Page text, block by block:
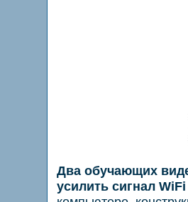
Два обучающих
усилить сигнал WiFi